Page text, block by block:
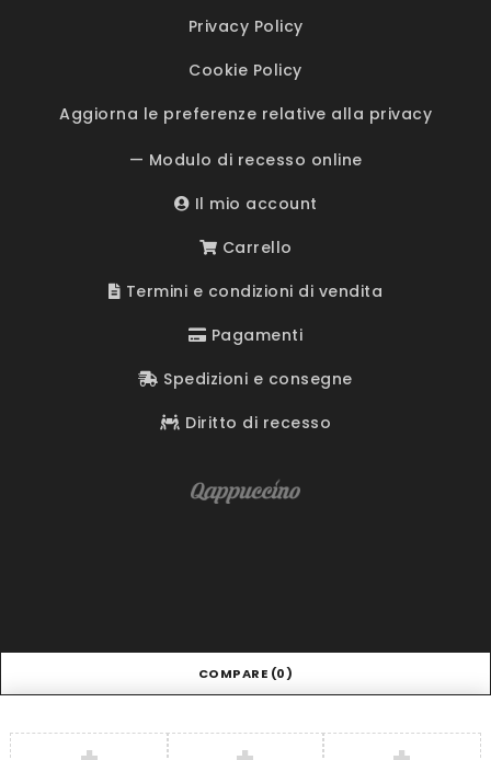
Privacy Policy
Cookie Policy
Aggiorna le preferenze relative alla privacy
— Modulo di recesso online
Il mio account
Carrello
Termini e condizioni di vendita
Pagamenti
Spedizioni e consegne
Diritto di recesso
COMPARE (0)